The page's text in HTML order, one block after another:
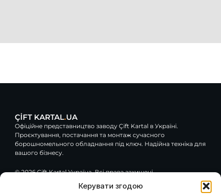
Керувати згодою
ÇİFT KARTAL.UA
Офіційне представництво заводу Çift Kartal в Україні.
Проєктування, постачання та монтаж сучасного
борошномельного обладнання під ключ. Надійна техніка для
вашого бізнесу.
© 2026 Çift Kartal Україна. Всі права захищені.